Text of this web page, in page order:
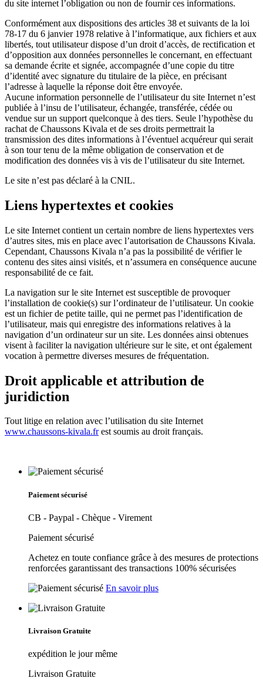
du site internet l’obligation ou non de fournir ces informations.
Conformément aux dispositions des articles 38 et suivants de la loi
78-17 du 6 janvier 1978 relative à l’informatique, aux fichiers et aux
libertés, tout utilisateur dispose d’un droit d’accès, de rectification et
d’opposition aux données personnelles le concernant, en effectuant
sa demande écrite et signée, accompagnée d’une copie du titre
d’identité avec signature du titulaire de la pièce, en précisant
l’adresse à laquelle la réponse doit être envoyée.
Aucune information personnelle de l’utilisateur du site Internet n’est
publiée à l’insu de l’utilisateur, échangée, transférée, cédée ou
vendue sur un support quelconque à des tiers. Seule l’hypothèse du
rachat de Chaussons Kivala et de ses droits permettrait la
transmission des dites informations à l’éventuel acquéreur qui serait
à son tour tenu de la même obligation de conservation et de
modification des données vis à vis de l’utilisateur du site Internet.
Le site n’est pas déclaré à la CNIL.
Liens hypertextes et cookies
Le site Internet contient un certain nombre de liens hypertextes vers
d’autres sites, mis en place avec l’autorisation de Chaussons Kivala.
Cependant, Chaussons Kivala n’a pas la possibilité de vérifier le
contenu des sites ainsi visités, et n’assumera en conséquence aucune
responsabilité de ce fait.
La navigation sur le site Internet est susceptible de provoquer
l’installation de cookie(s) sur l’ordinateur de l’utilisateur. Un cookie
est un fichier de petite taille, qui ne permet pas l’identification de
l’utilisateur, mais qui enregistre des informations relatives à la
navigation d’un ordinateur sur un site. Les données ainsi obtenues
visent à faciliter la navigation ultérieure sur le site, et ont également
vocation à permettre diverses mesures de fréquentation.
Droit applicable et attribution de
juridiction
Tout litige en relation avec l’utilisation du site Internet
www.chaussons-kivala.frest soumis au droit français.
Paiement sécurisé
CB - Paypal - Chèque - Virement
Paiement sécurisé
Achetez en toute confiance grâce à des mesures de protections
renforcées garantissant des transactions 100% sécurisées
En savoir plus
Livraison Gratuite
expédition le jour même
Livraison Gratuite